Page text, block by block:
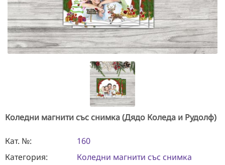
Коледни магнити със снимка (Дядо Коледа и Рудолф)
Кат. №:
160
Категория:
Коледни магнити със снимка